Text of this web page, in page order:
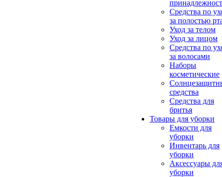
Средства по
за полостью
Уход за телом
Уход за лицом
Средства по
за волосами
Наборы
косметические
средства
Средства для
бритья
Товары для уборки
Емкости для
уборки
Инвентарь для
уборки
Аксессуары
уборки